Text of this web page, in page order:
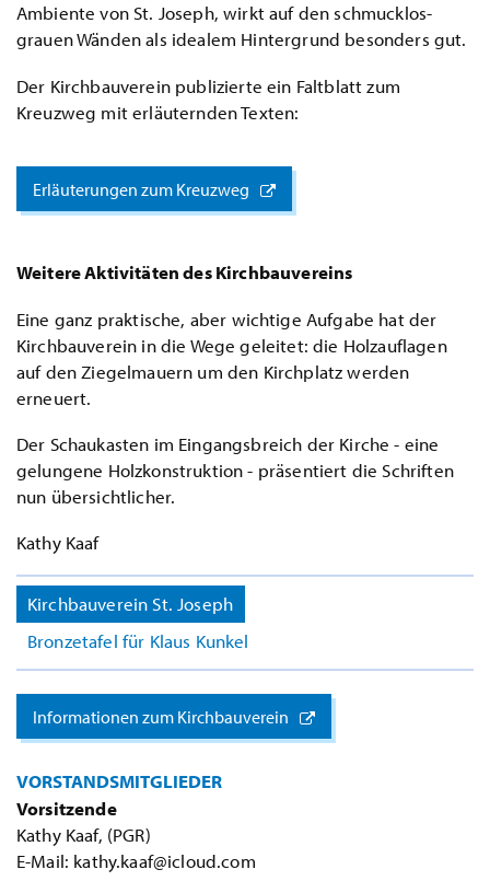
Ambiente von St. Joseph, wirkt auf den schmucklos-
grauen Wänden als idealem Hintergrund besonders gut.
Der Kirchbauverein publizierte ein Faltblatt zum
Kreuzweg mit erläuternden Texten:
Erläuterungen zum Kreuzweg
Weitere Aktivitäten des Kirchbauvereins
Eine ganz praktische, aber wichtige Aufgabe hat der
Kirchbauverein in die Wege geleitet: die Holzauflagen
auf den Ziegelmauern um den Kirchplatz werden
erneuert.
Der Schaukasten im Eingangsbreich der Kirche - eine
gelungene Holzkonstruktion - präsentiert die Schriften
nun übersichtlicher.
Kathy Kaaf
Kirchbauverein St. Joseph
Bronzetafel für Klaus Kunkel
Informationen zum Kirchbauverein
VORSTANDSMITGLIEDER
Vorsitzende
Kathy Kaaf, (PGR)
E-Mail: kathy.kaaf@icloud.com